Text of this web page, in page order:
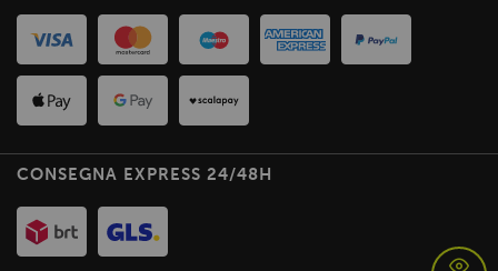
CONSEGNA EXPRESS 24/48H